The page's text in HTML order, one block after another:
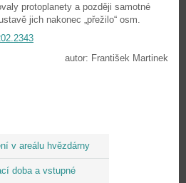
v areálu hvězdárny
doba a vstupné
protoplanety a později samotné
jich nakonec „přežilo“ osm.
autor: František Martinek